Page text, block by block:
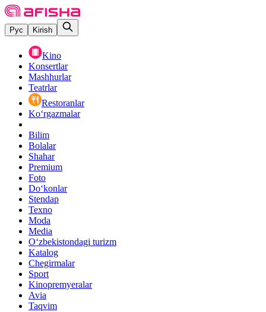
Рус Kirish
Kino
Konsertlar
Mashhurlar
Teatrlar
Restoranlar
Ko‘rgazmalar
Bilim
Bolalar
Shahar
Premium
Foto
Do‘konlar
Stendap
Texno
Moda
Media
O‘zbekistondagi turizm
Katalog
Chegirmalar
Sport
Kinopremyeralar
Avia
Taqvim